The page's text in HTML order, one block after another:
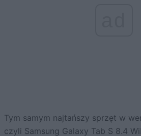
Tym samym najtańszy sprzęt w
czyli Samsung Galaxy Tab S 8.4